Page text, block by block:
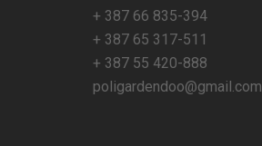
+ 387 66 835-394
+ 387 65 317-511
+ 387 55 420-888
poligardendoo@gmail.com